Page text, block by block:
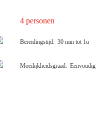
Bereidingstijd 30 min tot 1u
Moeilijkheidsgraad Eenvoudig